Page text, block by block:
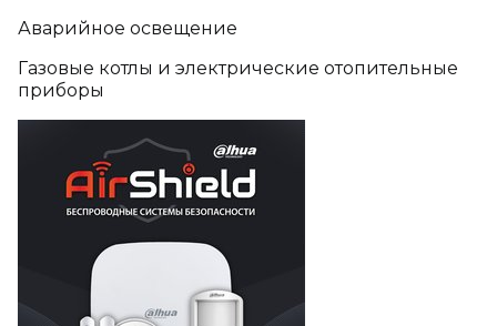
Аварийное освещение
Газовые котлы и электрические отопительные
приборы